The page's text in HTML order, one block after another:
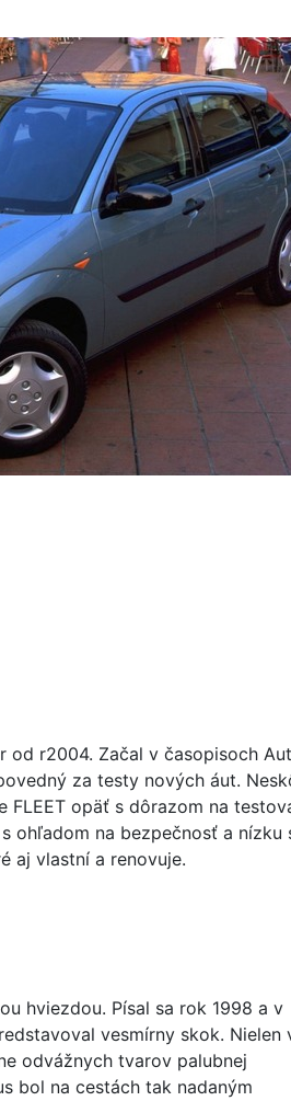
od r2004. Začal v časopisoch
za testy nových áut.
FLEET opäť s dôrazom na
ohľadom na bezpečnosť a
aj vlastní a renovuje.
hviezdou. Písal sa rok 1998 a v
vesmírny skok. Nielen
odvážnych tvarov palubnej
bol na cestách tak nadaným